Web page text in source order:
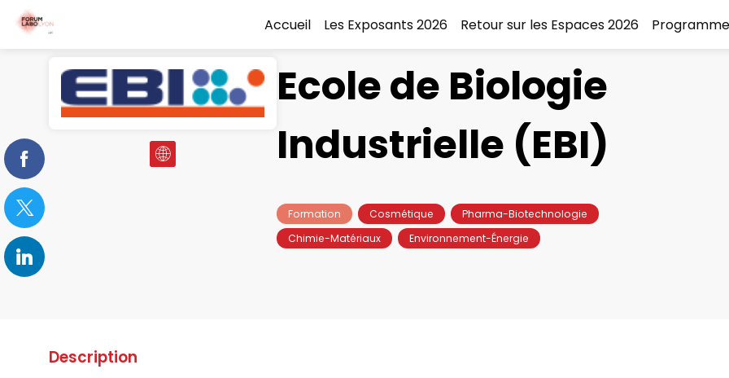
Accueil Les Exposants 2026 Retour sur les Espaces 2026
Ecole de Biologie
Industrielle (EBI)
Formation Cosmétique
Pharma-Biotechnologie
Chimie-Matériaux
Environnement-Énergie
Description